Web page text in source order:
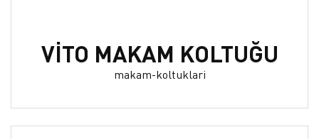
VİTO MAKAM KOLTUĞU
makam-koltuklari